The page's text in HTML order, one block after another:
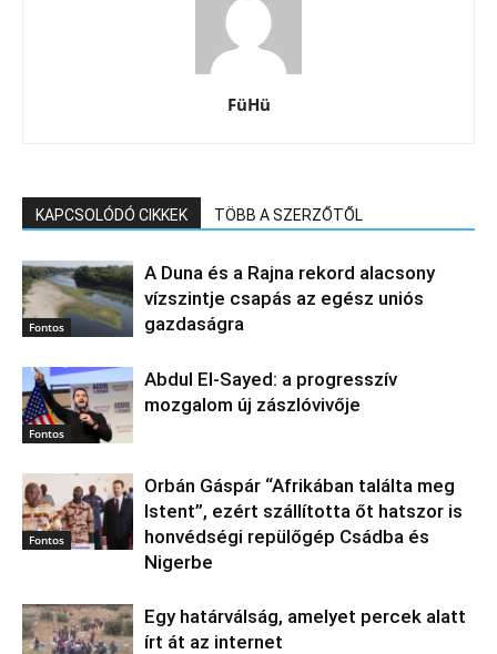
FüHü
KAPCSOLÓDÓ CIKKEK TÖBB A SZERZŐTŐL
Fontos
A Duna és a Rajna rekord alacsony
vízszintje csapás az egész uniós
gazdaságra
Fontos
Abdul El‑Sayed: a progresszív
mozgalom új zászlóvivője
Fontos
Orbán Gáspár “Afrikában találta meg
Istent”, ezért szállította őt hatszor is
honvédségi repülőgép Csádba és
Nigerbe
Egy határválság, amelyet percek alatt
írt át az internet